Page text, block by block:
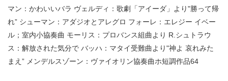
マン：かわいいバラ ヴェルディ：歌劇「アイーダ」より"勝って帰
れ” シューマン：アダジオとアレグロ フォーレ：エレジー イベー
ル；室内小協奏曲 モーリス：プロバンス組曲より R.シュトラウ
ス：解放された気分で バッハ：マタイ受難曲より"神よ 哀れみた
まえ” メンデルスゾーン：ヴァイオリン協奏曲ホ短調作品64